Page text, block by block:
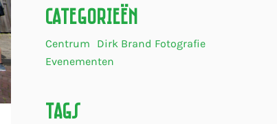
Categorieën
Centrum
Dirk Brand Fotografie
Evenementen
Tags